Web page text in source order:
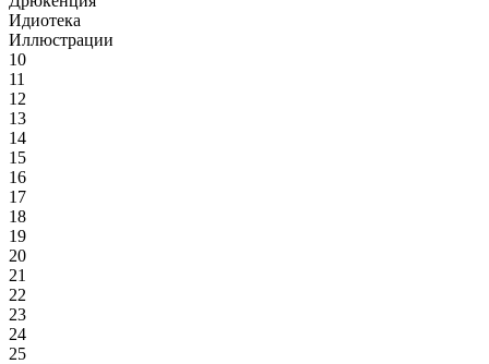
Идиотека
Иллюстрации
10
11
12
13
14
15
16
17
18
19
20
21
22
23
24
25